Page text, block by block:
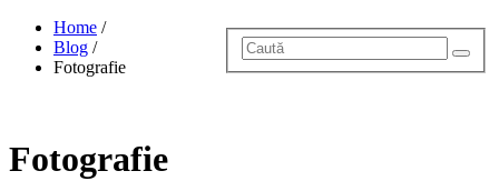
Home /
Blog /
Fotografie
Fotografie